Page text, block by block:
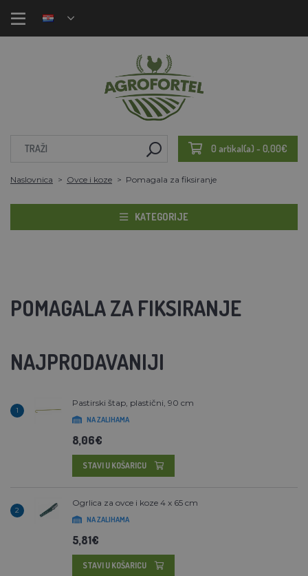
0 artikal(a) - 0,00€
Naslovnica Ovce i koze Pomagala za fiksiranje
KATEGORIJE
POMAGALA ZA FIKSIRANJE
NAJPRODAVANIJI
1
Pastirski štap, plastični, 90 cm
NA ZALIHAMA
8,06€
STAVI U KOŠARICU
2
Ogrlica za ovce i koze 4 x 65 cm
NA ZALIHAMA
5,81€
STAVI U KOŠARICU